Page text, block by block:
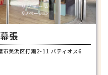
張
美浜区打瀬2-11 パティオス6